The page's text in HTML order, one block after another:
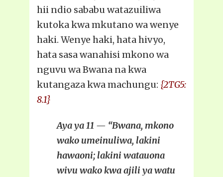
hii ndio sababu watazuiliwa
kutoka kwa mkutano wa wenye
haki. Wenye haki, hata hivyo,
hata sasa wanahisi mkono wa
nguvu wa Bwana na kwa
kutangaza kwa machungu: {2TG5:
8.1}
Aya ya 11 — “Bwana, mkono
wako umeinuliwa, lakini
hawaoni; lakini watauona
wivu wako kwa ajili ya watu